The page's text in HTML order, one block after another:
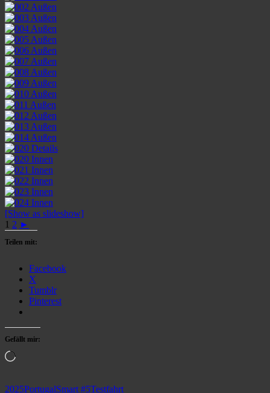
[Show as slideshow]
1 2 ►
Teilen mit:
Facebook
X
Tumblr
Pinterest
Gefällt mir:
Wird
2025PortugalSmart #5Testfahrt